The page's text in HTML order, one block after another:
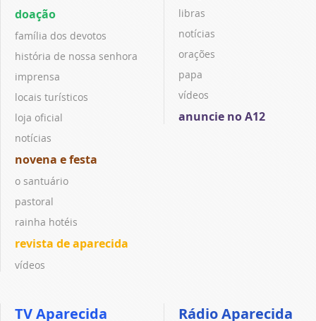
doação
família dos devotos
história de nossa senhora
imprensa
locais turísticos
loja oficial
notícias
novena e festa
o santuário
pastoral
rainha hotéis
revista de aparecida
vídeos
libras
notícias
orações
papa
vídeos
anuncie no A12
TV Aparecida Rádio Aparecida